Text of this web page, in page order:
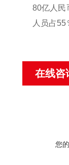
80亿人民
人员占55
在线咨
您